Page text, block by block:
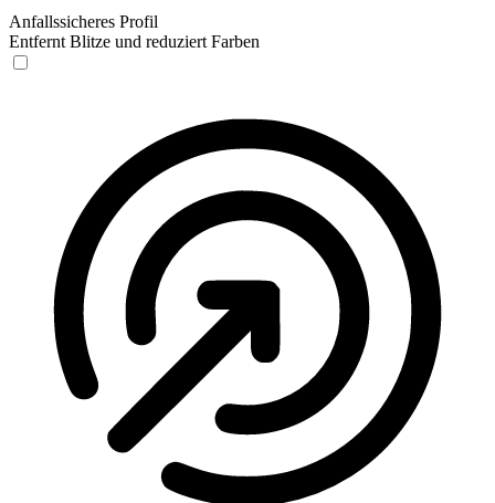
Anfallssicheres Profil
Entfernt Blitze und reduziert Farben